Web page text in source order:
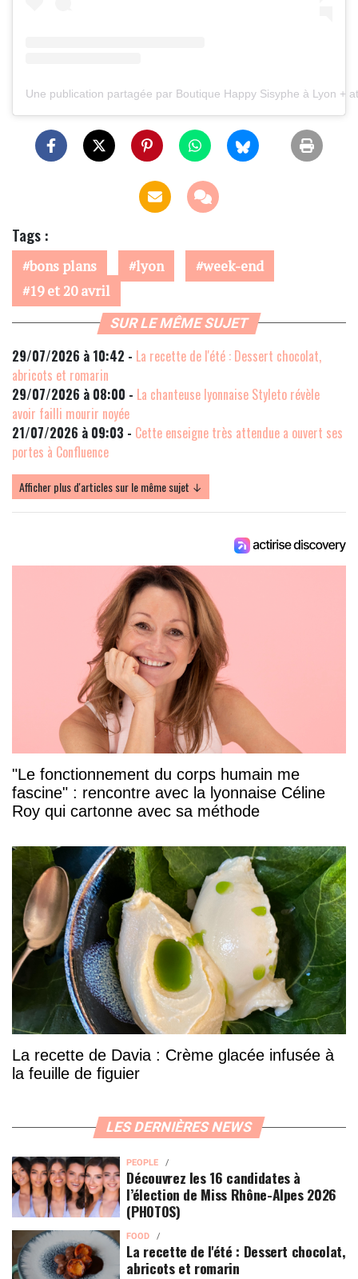
Une publication partagée par Boutique Happy Sisyphe à Lyon +
Tags :
bons plans lyon
week-end
19 et 20 avril
SUR LE MÊME SUJET
29/07/2026 à 10:42 - La recette de l'été : Dessert chocolat,
abricots et romarin
29/07/2026 à 08:00 - La chanteuse lyonnaise Styleto révèle
avoir failli mourir noyée
21/07/2026 à 09:03 - Cette enseigne très attendue a ouvert ses
portes à Confluence
Afficher plus d'articles sur le même sujet ↓
"Le fonctionnement du corps humain me
fascine" : rencontre avec la lyonnaise Céline
Roy qui cartonne avec sa méthode
La recette de Davia : Crème glacée infusée à
la feuille de figuier
LES DERNIÈRES NEWS
PEOPLE
Découvrez les 16 candidates à
l’élection de Miss Rhône-Alpes 2026
(PHOTOS)
FOOD
La recette de l'été : Dessert chocolat,
abricots et romarin